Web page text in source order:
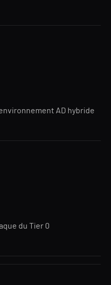
AD hybride
du Tier 0